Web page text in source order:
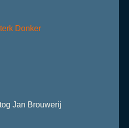
Donker
Jan Brouwerij